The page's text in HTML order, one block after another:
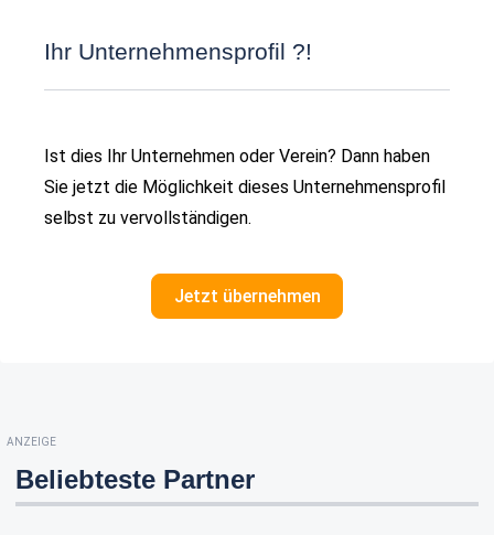
Ihr Unternehmensprofil ?!
Ist dies Ihr Unternehmen oder Verein? Dann haben
Sie jetzt die Möglichkeit dieses Unternehmensprofil
selbst zu vervollständigen.
Jetzt übernehmen
ANZEIGE
Beliebteste Partner